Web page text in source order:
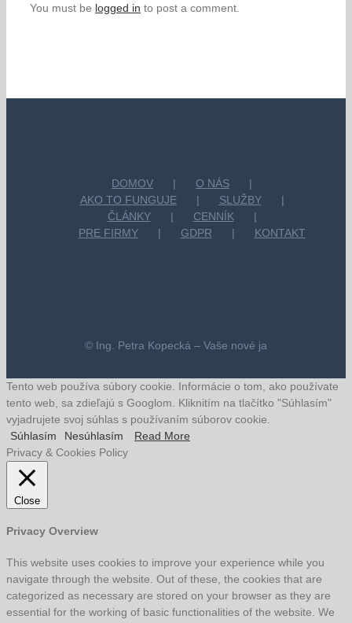
You must be logged in to post a comment.
DOMOV
O NÁS
AKO TO FUNGUJE
SLUŽBY
ČLÁNKY
CENNÍK
PRE FIRMY
GDPR KONTAKT
© Ing. Petra Kopecká – Vaše nové ja
Tento web používa súbory cookie. Informácie o tom, ako používate
tento web, sa zdieľajú s Googlom. Kliknitím na tlačítko "Súhlasím"
vyjadrujete svoj súhlas s používaním súborov cookie.
Súhlasím
Nesúhlasím
Read More
Privacy & Cookies Policy
Close
Privacy Overview
This website uses cookies to improve your experience while you
navigate through the website. Out of these, the cookies that are
categorized as necessary are stored on your browser as they are
essential for the working of basic functionalities of the website. We